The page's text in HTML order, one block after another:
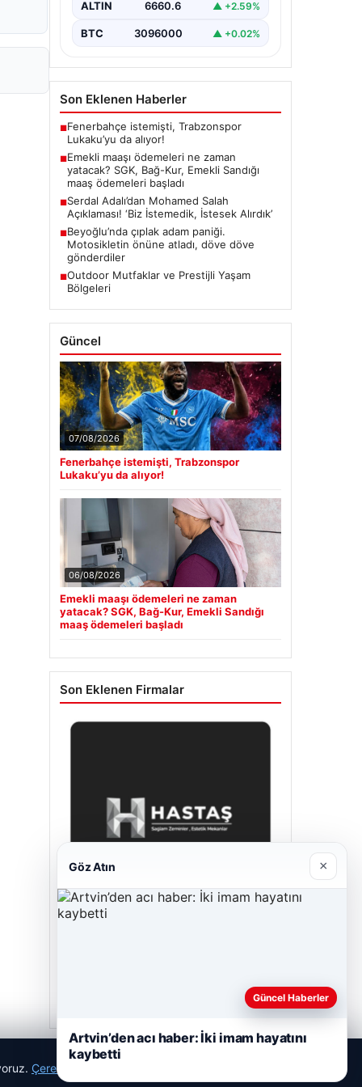
ALTIN 6660.6 ▲ +2.59%
BTC 3096000 ▲ +0.02%
Son Eklenen Haberler
■Fenerbahçe istemişti, Trabzonspor
Lukaku’yu da alıyor!
■Emekli maaşı ödemeleri ne zaman
yatacak? SGK, Bağ-Kur, Emekli Sandığı
maaş ödemeleri başladı
■Serdal Adalı’dan Mohamed Salah
Açıklaması! ‘Biz İstemedik, İstesek Alırdık’
■Beyoğlu’nda çıplak adam paniği.
Motosikletin önüne atladı, döve döve
gönderdiler
■Outdoor Mutfaklar ve Prestijli Yaşam
Bölgeleri
Güncel
07/08/2026
Fenerbahçe istemişti, Trabzonspor
Lukaku’yu da alıyor!
06/08/2026
Emekli maaşı ödemeleri ne zaman
yatacak? SGK, Bağ-Kur, Emekli Sandığı
maaş ödemeleri başladı
Son Eklenen Firmalar
Çerez Politikamız
Göz Atın ×
Güncel Haberler
Artvin’den acı haber: İki imam hayatını
kaybetti